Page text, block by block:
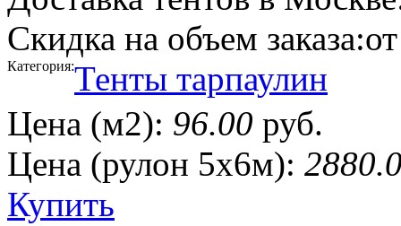
Скидка на объем заказа:
Категория:Тенты тарпаулин
Цена (м2): 96.00 руб.
Цена (рулон 5х6м):
Купить